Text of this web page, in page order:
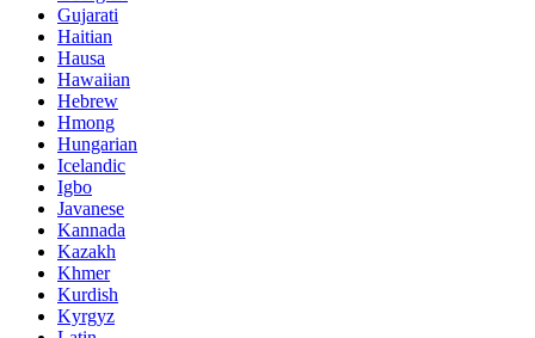
Gujarati
Haitian
Hausa
Hawaiian
Hebrew
Hmong
Hungarian
Icelandic
Igbo
Javanese
Kannada
Kazakh
Khmer
Kurdish
Kyrgyz